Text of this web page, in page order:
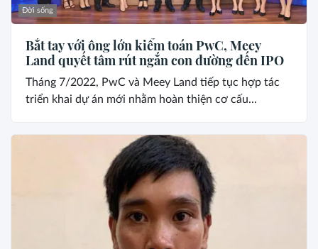
Đời sống
Bắt tay với ông lớn kiểm toán PwC, Meey
Land quyết tâm rút ngắn con đường đến IPO
Tháng 7/2022, PwC và Meey Land tiếp tục hợp tác
triển khai dự án mới nhằm hoàn thiện cơ cấu...